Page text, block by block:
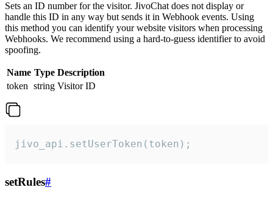
Sets an ID number for the visitor. JivoChat does not display or
handle this ID in any way but sends it in Webhook events. Using
this method you can identify your website visitors when processing
Webhooks. We recommend using a hard-to-guess identifier to avoid
spoofing.
Name Type Description
token string Visitor ID
jivo_api.setUserToken(token);
setRules#